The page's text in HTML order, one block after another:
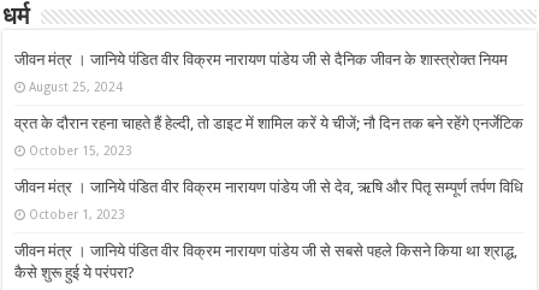
धर्म
जीवन मंत्र । जानिये पंडित वीर विक्रम नारायण पांडेय जी से दैनिक जीवन के शास्त्रोक्त नियम
August 25, 2024
व्रत के दौरान रहना चाहते हैं हेल्दी, तो डाइट में शामिल करें ये चीजें; नौ दिन तक बने रहेंगे एनर्जेटिक
October 15, 2023
जीवन मंत्र । जानिये पंडित वीर विक्रम नारायण पांडेय जी से देव, ऋषि और पितृ सम्पूर्ण तर्पण विधि
October 1, 2023
जीवन मंत्र । जानिये पंडित वीर विक्रम नारायण पांडेय जी से सबसे पहले किसने किया था श्राद्ध,
कैसे शुरू हुई ये परंपरा?